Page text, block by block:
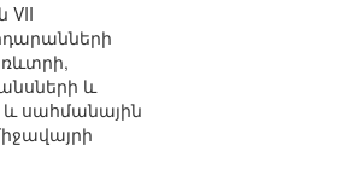
VII
և
և սահմանային